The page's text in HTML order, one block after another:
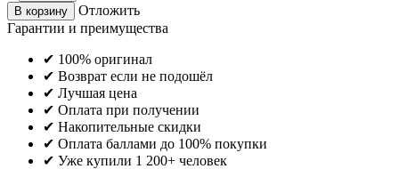
В корзину
Отложить
Гарантии и преимущества
✔ 100% оригинал
✔ Возврат если не подошёл
✔ Лучшая цена
✔ Оплата при получении
✔ Накопительные скидки
✔ Оплата баллами до 100% покупки
✔ Уже купили 1 200+ человек